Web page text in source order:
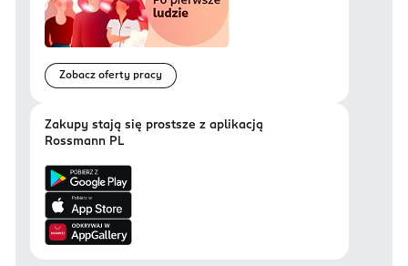
Zobacz oferty pracy
Zakupy stają się prostsze z aplikacją
Rossmann PL